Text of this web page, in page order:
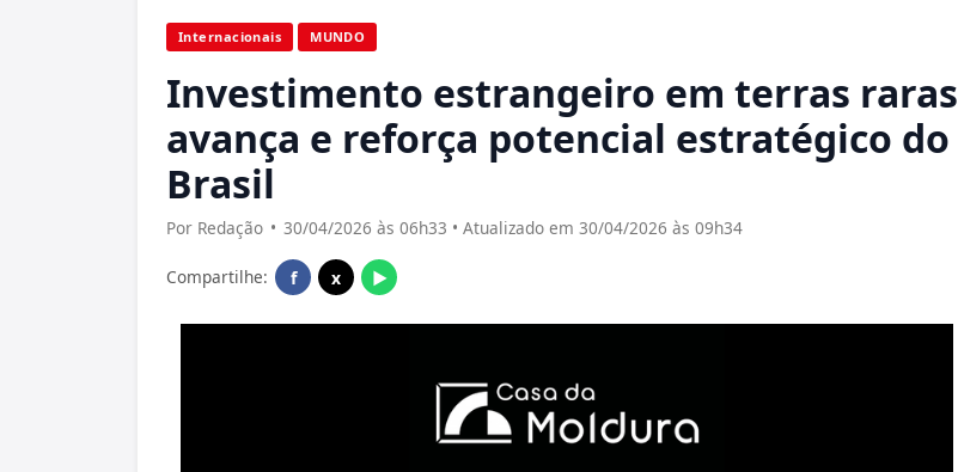
Internacionais MUNDO
Investimento estrangeiro em terras raras
avança e reforça potencial estratégico do
Brasil
Por Redação • 30/04/2026 às 06h33 • Atualizado em 30/04/2026 às 09h34
Compartilhe: f x ▶